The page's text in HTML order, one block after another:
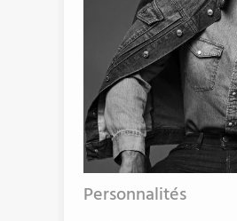
Personnalités